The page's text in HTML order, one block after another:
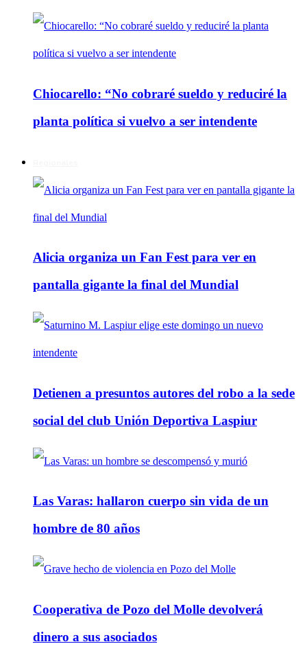
Chiocarello: “No cobraré sueldo y reduciré la
planta política si vuelvo a ser intendente
Alicia organiza un Fan Fest para ver en
pantalla gigante la final del Mundial
Detienen a presuntos autores del robo a la sede
social del club Unión Deportiva Laspiur
Las Varas: hallaron cuerpo sin vida de un
hombre de 80 años
Cooperativa de Pozo del Molle devolverá
dinero a sus asociados